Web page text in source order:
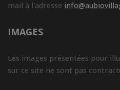
mail à l'adresse
IMAGES
Les images présentées pour
sur ce site ne sont pas